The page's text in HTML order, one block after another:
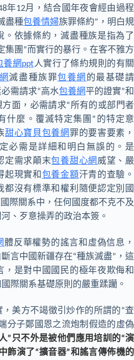
年12月，結合國年夜會經由過程
盡種包養情婦族罪條約”，明白規
。依據條約，滅盡種族是指為了
集團”而實行的暴行。在客不雅方
養網ppt人實行了條約規則的有關
滅盡種族罪包養網 的最基礎請
需請求“高水包養網平的證實”和
面，必需請求“所有的或部門者
什麼。覆滅特定集團”的特定意
甜心寶貝包養網 罪的要害要素，
必需是詳細和明白無誤的。是
定需求顛末包養甜心網威望、嚴
起現實和包養金額汗青的查驗。
都沒有標準和權利隨便認定別國
際關系中，任何國度都不克不及
、歹意操弄的政治本簽。
體反華權勢的謠言和虛偽信息，
斷言中國新疆存在“種族滅盡”，這
，是對中國國民的極年夜欺侮和
際關系基礎原則的嚴重蹂躪。
美方不竭徵引炒作的所謂的“查
分子鄭國恩之流炮制假造的虛偽
”只不外是被他們應用培訓的“演
飾演了“擴音器”和謠言傳佈機的